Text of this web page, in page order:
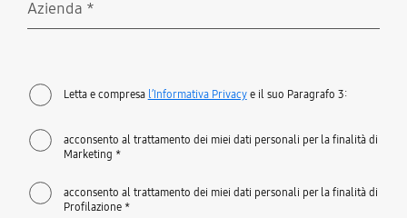
Azienda *
Letta e compresa l’Informativa Privacye il suo Paragrafo 3:
acconsento al trattamento dei miei dati personali per la finalità di
Marketing *
acconsento al trattamento dei miei dati personali per la finalità di
Profilazione *